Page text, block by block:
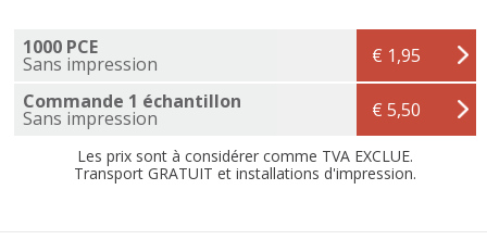
1000 PCE
Sans impression
€ 1,95
Commande 1 échantillon
Sans impression € 5,50
Les prix sont à considérer comme TVA EXCLUE.
Transport GRATUIT et installations d'impression.